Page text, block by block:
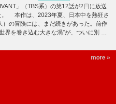
」（TBS系）の第12話が2日に放送
。 本作は、2023年夏、日本中を熱狂さ
の冒険には、まだ続きがあった。前作
界を巻き込む大きな渦”が、ついに別 …
more »